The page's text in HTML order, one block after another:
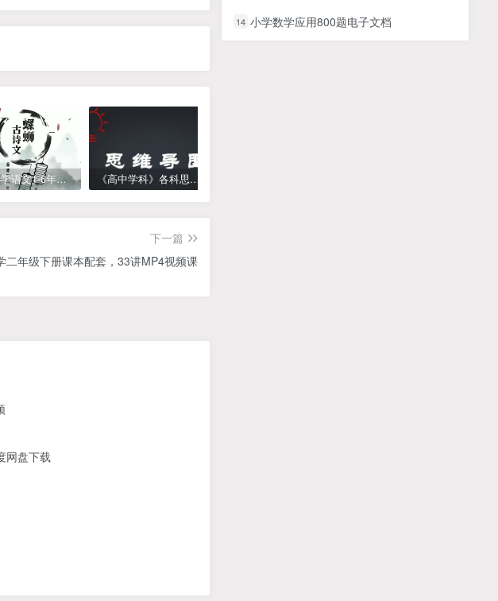
螺蛳小学语文1-6年级《小学古诗文》课程视频 《高中学科》各科思维导图
下一篇
二年级下册课本配套，33讲MP4视频课
网盘下载
14 小学数学应用800题电子文档